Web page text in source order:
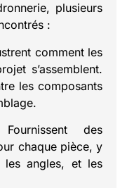
plusieurs
:
comment les
s’assemblent.
les composants
des
chaque pièce, y
les angles, et les